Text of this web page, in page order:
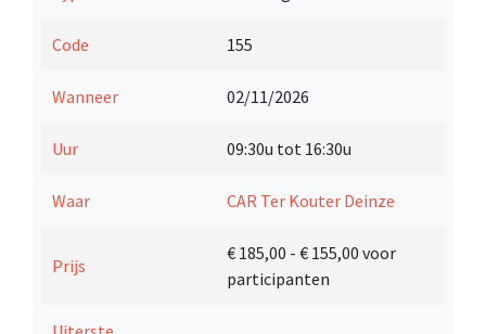
Code 155
Wanneer 02/11/2026
Uur 09:30u tot 16:30u
Waar CAR Ter Kouter Deinze
Prijs
€ 185,00 - € 155,00 voor
participanten